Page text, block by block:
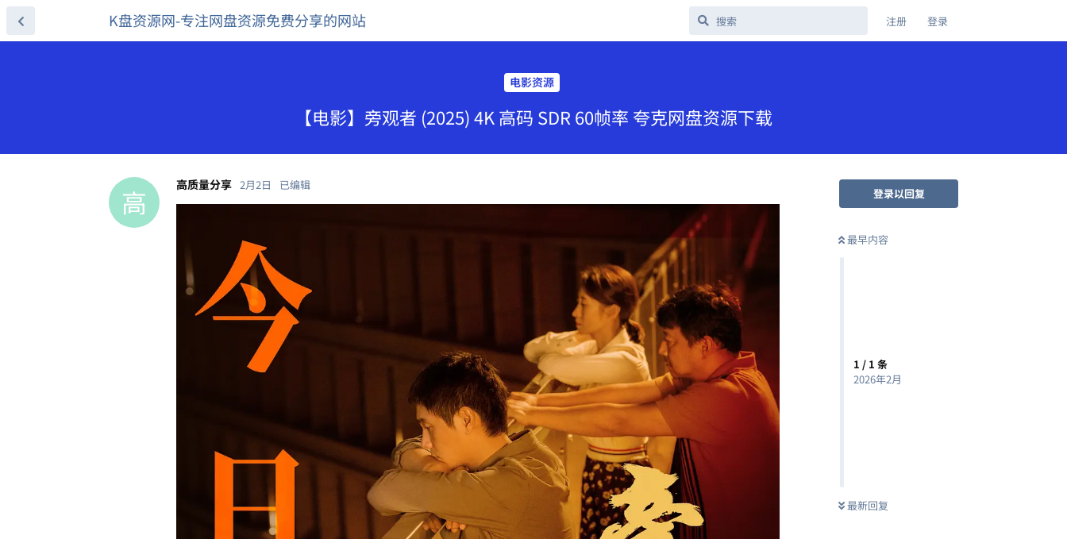
K盘资源网-专注网盘资源免费分享的网站 注册 登录
电影资源
【电影】旁观者 (2025) 4K 高码 SDR 60帧率 夸克网盘资源下载
登录以回复
最早内容
1 / 1 条
2026年2月
最新回复
高 高质量分享 2月2日 已编辑